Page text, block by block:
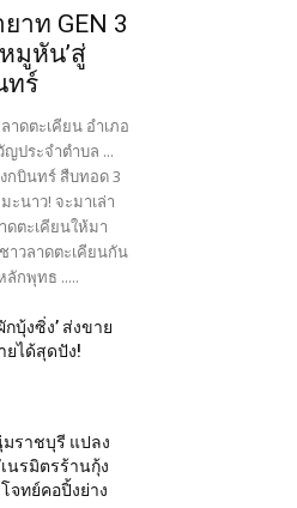
าท GEN 3
มูหัน’สู่
ทร์
าดตะเคียน อำเภอ
ประจำตำบล ...
กบินทร์ สืบทอด 3
ะนาว! จะมาเล่า
ดตะเคียนให้มา
าวลาดตะเคียนกัน
กพุทธ .....
บุ้งซิ่ง’ ส่งขาย
ยได้สุดปัง!
มราชบุรี แปลง
นรมิตรร้านกุ้ง
จทย์คอปิ้งย่าง